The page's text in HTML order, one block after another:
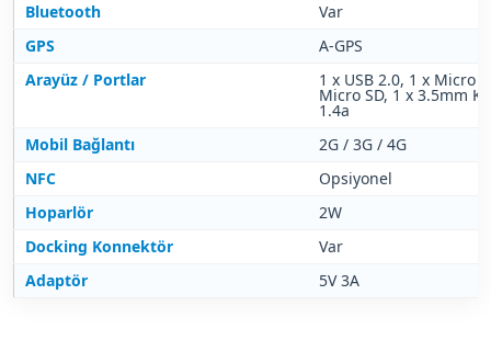
Bluetooth
Var
GPS
A-GPS
Arayüz / Portlar
1 x USB 2.0, 1 x Micro
Micro SD, 1 x 3.5mm
1.4a
Mobil Bağlantı
2G / 3G / 4G
NFC
Opsiyonel
Hoparlör
2W
Docking Konnektör
Var
Adaptör
5V 3A